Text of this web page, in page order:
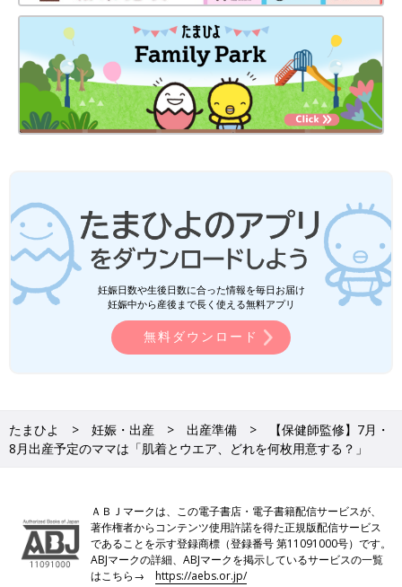
妊娠日数や生後日数に合った情報を毎日お届け
妊娠中から産後まで長く使える無料アプリ
無料ダウンロード
たまひよ 妊娠・出産 出産準備
【保健師監修】7月・
8月出産予定のママは「肌着とウエア、どれを何枚用意する？」
ＡＢＪマークは、この電子書店・電子書籍配信サービスが、
著作権者からコンテンツ使用許諾を得た正規版配信サービス
であることを示す登録商標（登録番号 第11091000号）です。
ABJマークの詳細、ABJマークを掲示しているサービスの一覧
はこちら→https://aebs.or.jp/